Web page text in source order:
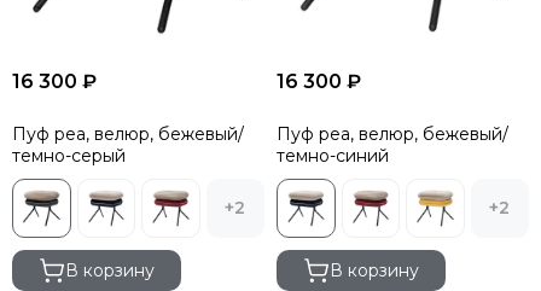
16 300 ₽
Пуф pea, велюр, бежевый/
темно-серый
+2
В корзину
16 300 ₽
Пуф pea, велюр, бежевый/
темно-синий
+2
В корзину